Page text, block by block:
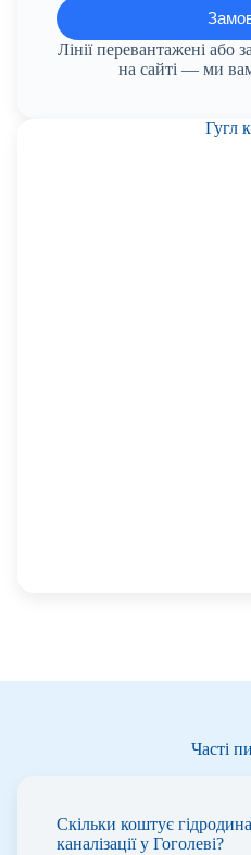
Лінії перевантажені або
на сайті — ми
Гугл
Часті
Скільки коштує
каналізації у Гоголеві?